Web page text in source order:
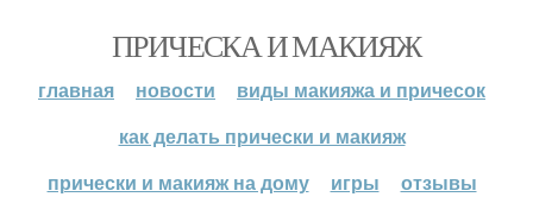
ПРИЧЕСКА И МАКИЯЖ
главная новости
виды макияжа и причесок
как делать прически и макияж
прически и макияж на дому
игры отзывы